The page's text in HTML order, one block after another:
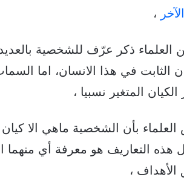
،
العلماء ذكر عرّف للشخصية
الثابت في هذا الانسان، اما
المتغير نسبيا ،
بأن الشخصية ماهي الا
هذه التعاريف هو معرفة أي
الأهداف ،